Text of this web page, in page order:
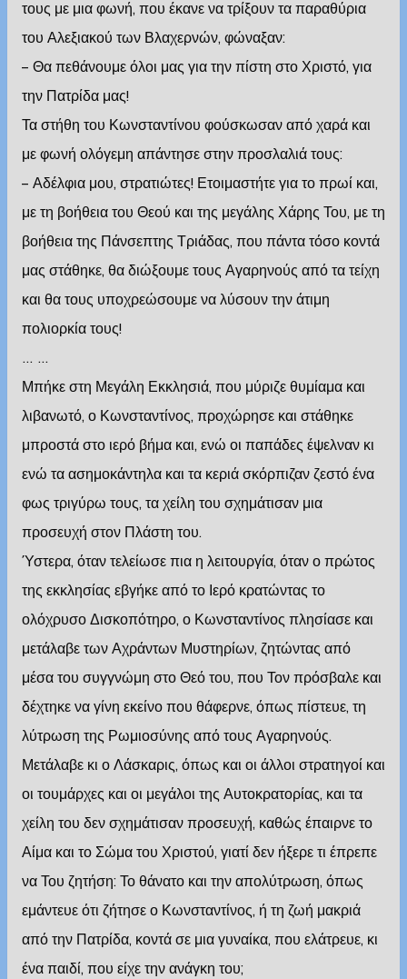
τους με μια φωνή, που έκανε να τρίξουν τα παραθύρια
του Αλεξιακού των Βλαχερνών, φώναξαν:
– Θα πεθάνουμε όλοι μας για την πίστη στο Χριστό, για
την Πατρίδα μας!
Τα στήθη του Κωνσταντίνου φούσκωσαν από χαρά και
με φωνή ολόγεμη απάντησε στην προσλαλιά τους:
– Αδέλφια μου, στρατιώτες! Ετοιμαστήτε για το πρωί και,
με τη βοήθεια του Θεού και της μεγάλης Χάρης Του, με τη
βοήθεια της Πάνσεπτης Τριάδας, που πάντα τόσο κοντά
μας στάθηκε, θα διώξουμε τους Αγαρηνούς από τα τείχη
και θα τους υποχρεώσουμε να λύσουν την άτιμη
πολιορκία τους!
… …
Μπήκε στη Μεγάλη Εκκλησιά, που μύριζε θυμίαμα και
λιβανωτό, ο Κωνσταντίνος, προχώρησε και στάθηκε
μπροστά στο ιερό βήμα και, ενώ οι παπάδες έψελναν κι
ενώ τα ασημοκάντηλα και τα κεριά σκόρπιζαν ζεστό ένα
φως τριγύρω τους, τα χείλη του σχημάτισαν μια
προσευχή στον Πλάστη του.
Ύστερα, όταν τελείωσε πια η λειτουργία, όταν ο πρώτος
της εκκλησίας εβγήκε από το Ιερό κρατώντας το
ολόχρυσο Δισκοπότηρο, ο Κωνσταντίνος πλησίασε και
μετάλαβε των Αχράντων Μυστηρίων, ζητώντας από
μέσα του συγγνώμη στο Θεό του, που Τον πρόσβαλε και
δέχτηκε να γίνη εκείνο που θάφερνε, όπως πίστευε, τη
λύτρωση της Ρωμιοσύνης από τους Αγαρηνούς.
Μετάλαβε κι ο Λάσκαρις, όπως και οι άλλοι στρατηγοί και
οι τουμάρχες και οι μεγάλοι της Αυτοκρατορίας, και τα
χείλη του δεν σχημάτισαν προσευχή, καθώς έπαιρνε το
Αίμα και το Σώμα του Χριστού, γιατί δεν ήξερε τι έπρεπε
να Του ζητήση: Το θάνατο και την απολύτρωση, όπως
εμάντευε ότι ζήτησε ο Κωνσταντίνος, ή τη ζωή μακριά
από την Πατρίδα, κοντά σε μια γυναίκα, που ελάτρευε, κι
ένα παιδί, που είχε την ανάγκη του;